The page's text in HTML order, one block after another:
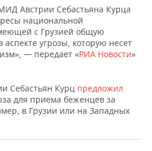
Австрии Себастьяна Курца
национальной
с Грузией общую
аспекте угрозы, которую несет
— передает «РИА Новости»
Себастьян Курц предложил
для приема беженцев за
в Грузии или на Западных